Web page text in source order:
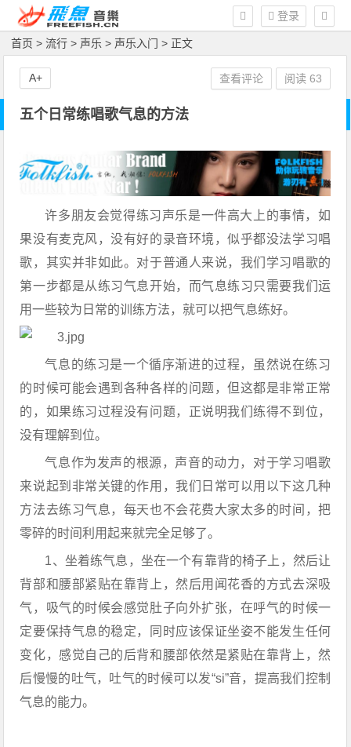
登录
首页 >流行 > 声乐 > 声乐入门 > 正文
五个日常练唱歌气息的方法
许多朋友会觉得练习声乐是一件高大上的事情，如
果没有麦克风，没有好的录音环境，似乎都没法学习唱
歌，其实并非如此。对于普通人来说，我们学习唱歌的
第一步都是从练习气息开始，而气息练习只需要我们运
用一些较为日常的训练方法，就可以把气息练好。
气息的练习是一个循序渐进的过程，虽然说在练习
的时候可能会遇到各种各样的问题，但这都是非常正常
的，如果练习过程没有问题，正说明我们练得不到位，
没有理解到位。
气息作为发声的根源，声音的动力，对于学习唱歌
来说起到非常关键的作用，我们日常可以用以下这几种
方法去练习气息，每天也不会花费大家太多的时间，把
零碎的时间利用起来就完全足够了。
1、坐着练气息，坐在一个有靠背的椅子上，然后让
背部和腰部紧贴在靠背上，然后用闻花香的方式去深吸
气，吸气的时候会感觉肚子向外扩张，在呼气的时候一
定要保持气息的稳定，同时应该保证坐姿不能发生任何
变化，感觉自己的后背和腰部依然是紧贴在靠背上，然
后慢慢的吐气，吐气的时候可以发“si”音，提高我们控制
气息的能力。
查看评论 阅读63
A+